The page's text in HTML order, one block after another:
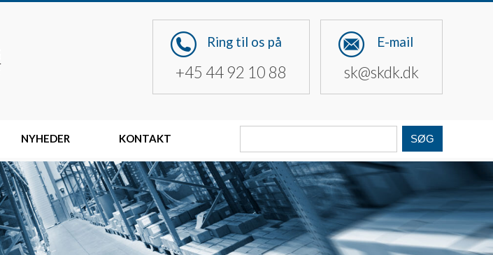
E-mail
sk@skdk.dk
Ring til os på
+45 44 92 10 88
NYHEDER KONTAKT
Søg